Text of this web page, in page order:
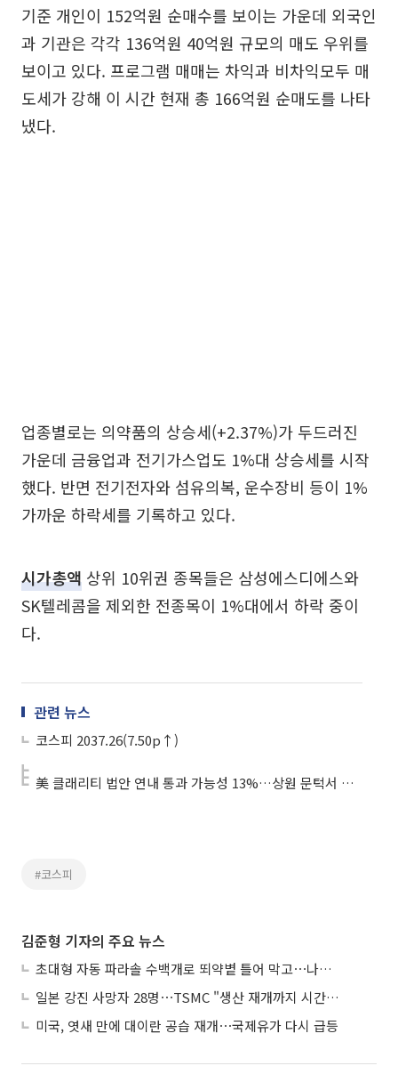
기준 개인이 152억원 순매수를 보이는 가운데 외국인
과 기관은 각각 136억원 40억원 규모의 매도 우위를
보이고 있다. 프로그램 매매는 차익과 비차익모두 매
도세가 강해 이 시간 현재 총 166억원 순매도를 나타
냈다.
업종별로는 의약품의 상승세(+2.37%)가 두드러진
가운데 금융업과 전기가스업도 1%대 상승세를 시작
했다. 반면 전기전자와 섬유의복, 운수장비 등이 1%
가까운 하락세를 기록하고 있다.
시가총액 상위 10위권 종목들은 삼성에스디에스와
SK텔레콤을 제외한 전종목이 1%대에서 하락 중이
다.
관련 뉴스
코스피 2037.26(7.50p↑)
美 클래리티 법안 연내 통과 가능성 13%…상원 문턱서 제동
#코스피
김준형 기자의 주요 뉴스
초대형 자동 파라솔 수백개로 뙤약볕 틀어 막고⋯나라별 폭염 생존법
일본 강진 사망자 28명⋯TSMC "생산 재개까지 시간 필요해"
미국, 엿새 만에 대이란 공습 재개⋯국제유가 다시 급등